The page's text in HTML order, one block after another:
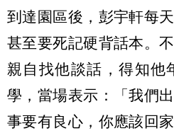
到達園區後，彭宇軒每
甚至要死記硬背話本。
親自找他談話，得知他
學，當場表示：「我們
事要有良心，你應該回